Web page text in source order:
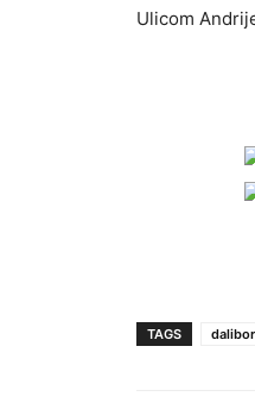
Ulicom
TAGS